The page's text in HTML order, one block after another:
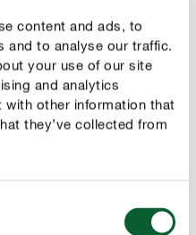
content and ads, to
and to analyse our traffic.
your use of our site
and analytics
with other information that
they’ve collected from
em todo o
para o cuidado de
no setor agricola.